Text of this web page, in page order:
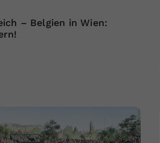
– Belgien in Wien: